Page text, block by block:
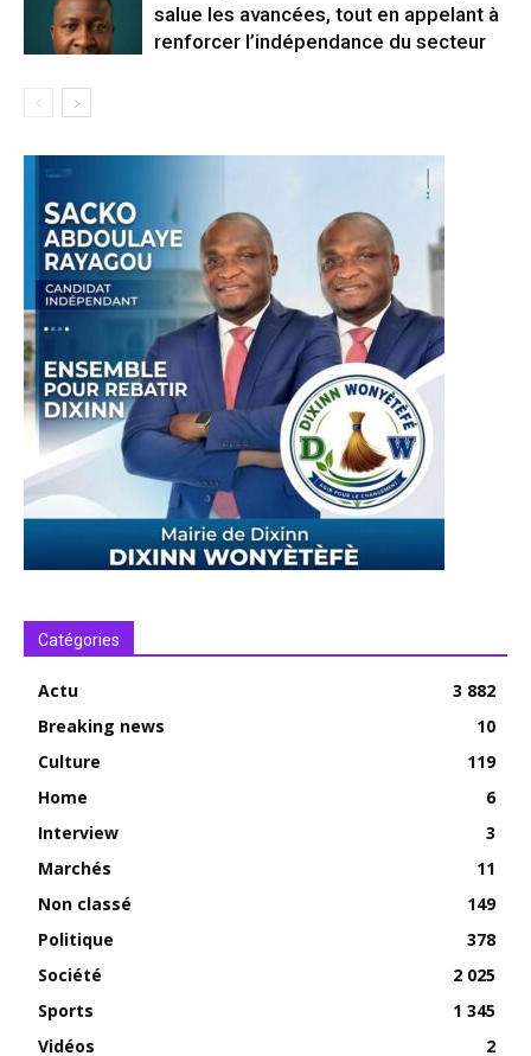
salue les avancées, tout en appelant à
renforcer l’indépendance du secteur
Catégories
Actu
3 882
Breaking news
10
Culture
119
Home
6
Interview
3
Marchés
11
Non classé
149
Politique
378
Société
2 025
Sports
1 345
Vidéos
2